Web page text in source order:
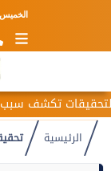
الخميس
سبب مشاجرة
الرئيسية